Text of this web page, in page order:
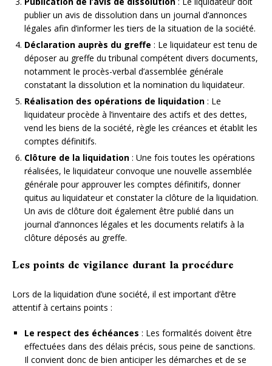
publier un avis de dissolution dans un journal d’annonces
légales afin d’informer les tiers de la situation de la société.
Déclaration auprès du greffe : Le liquidateur est tenu de
déposer au greffe du tribunal compétent divers documents,
notamment le procès-verbal d’assemblée générale
constatant la dissolution et la nomination du liquidateur.
Réalisation des opérations de liquidation : Le
liquidateur procède à l’inventaire des actifs et des dettes,
vend les biens de la société, règle les créances et établit les
comptes définitifs.
Clôture de la liquidation : Une fois toutes les opérations
réalisées, le liquidateur convoque une nouvelle assemblée
générale pour approuver les comptes définitifs, donner
quitus au liquidateur et constater la clôture de la liquidation.
Un avis de clôture doit également être publié dans un
journal d’annonces légales et les documents relatifs à la
clôture déposés au greffe.
Les points de vigilance durant la procédure
Lors de la liquidation d’une société, il est important d’être
attentif à certains points :
Le respect des échéances : Les formalités doivent être
effectuées dans des délais précis, sous peine de sanctions.
Il convient donc de bien anticiper les démarches et de se